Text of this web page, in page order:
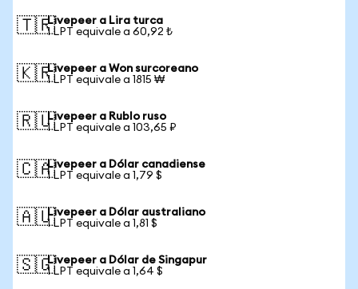
🇹🇷Livepeer a Lira turca
1 LPT equivale a 60,92 ₺
🇰🇷Livepeer a Won surcoreano
1 LPT equivale a 1815 ₩
🇷🇺Livepeer a Rublo ruso
1 LPT equivale a 103,65 ₽
🇨🇦Livepeer a Dólar canadiense
1 LPT equivale a 1,79 $
🇦🇺Livepeer a Dólar australiano
1 LPT equivale a 1,81 $
🇸🇬Livepeer a Dólar de Singapur
1 LPT equivale a 1,64 $